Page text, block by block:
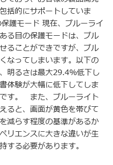
括的にサポートしていま
護モード 現在、ブルーライ
る目の保護モードは、ブル
ることができですが、ブル
なってしまいます。以下の
明るさは最大29.4%低下し
体験が大幅に低下してしま
す。 また、ブルーライト
ると、画面が黄色を帯びて
減らす程度の基準があるか
リエンスに大きな違いが生
する必要があります。